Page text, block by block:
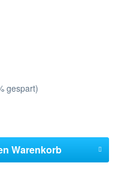
gespart)
Warenkorb